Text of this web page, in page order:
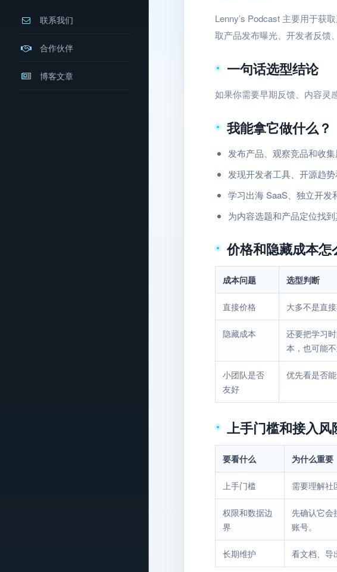
联系我们
合作伙伴
博客文章
Lenny’s Podcast 主要用于获
取产品发布曝光、开发者反馈
一句话选型结论
如果你需要早期反馈、内容灵
我能拿它做什么？
发布产品、观察竞品和收
发现开发者工具、开源趋
学习出海 SaaS、独立开发
为内容选题和产品定位找
价格和隐藏成本怎
成本问题 选型判断
直接价格 大多不是直
隐藏成本
还要把学习
本，也可能不
小团队是否
友好
优先看是否
上手门槛和接入风
要看什么 为什么重要
上手门槛 需要理解社
权限和数据边
界
先确认它会
账号。
长期维护 看文档、导